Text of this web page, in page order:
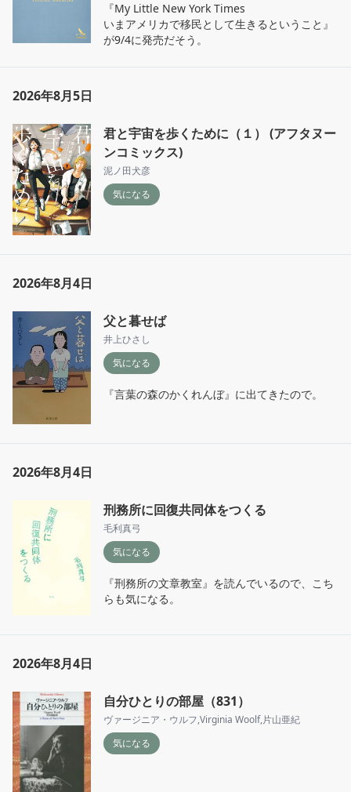
『My Little New York Times
いまアメリカで移民として生きるということ』
が9/4に発売だそう。
2026年8月5日
君と宇宙を歩くために（１） (アフタヌー
ンコミックス)
泥ノ田犬彦
気になる
2026年8月4日
父と暮せば
井上ひさし
気になる
『言葉の森のかくれんぼ』に出てきたので。
2026年8月4日
刑務所に回復共同体をつくる
毛利真弓
気になる
『刑務所の文章教室』を読んでいるので、こち
らも気になる。
2026年8月4日
自分ひとりの部屋（831）
ヴァージニア・ウルフ,Virginia Woolf,片山亜紀
気になる